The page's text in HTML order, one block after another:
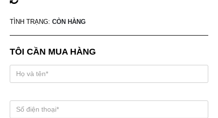
TÌNH TRẠNG: CÒN HÀNG
TÔI CẦN MUA HÀNG